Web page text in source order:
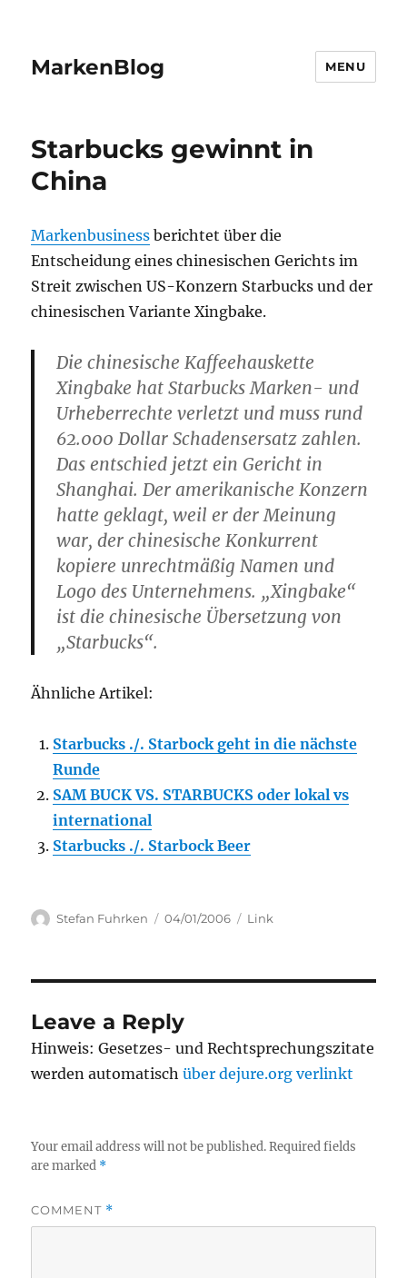
MarkenBlog MENU
Starbucks gewinnt in
China
Markenbusiness berichtet über die
Entscheidung eines chinesischen Gerichts im
Streit zwischen US-Konzern Starbucks und der
chinesischen Variante Xingbake.
Die chinesische Kaffeehauskette
Xingbake hat Starbucks Marken- und
Urheberrechte verletzt und muss rund
62.000 Dollar Schadensersatz zahlen.
Das entschied jetzt ein Gericht in
Shanghai. Der amerikanische Konzern
hatte geklagt, weil er der Meinung
war, der chinesische Konkurrent
kopiere unrechtmäßig Namen und
Logo des Unternehmens. „Xingbake“
ist die chinesische Übersetzung von
„Starbucks“.
Ähnliche Artikel:
Starbucks ./. Starbock geht in die nächste
Runde
SAM BUCK VS. STARBUCKS oder lokal vs
international
Starbucks ./. Starbock Beer
Author
Stefan Fuhrken
Posted
04/01/2006 Categories
Link
Leave a Reply
Hinweis: Gesetzes- und Rechtsprechungszitate
werden automatischüber dejure.org verlinkt
Your email address will not be published. Required fields
are marked *
COMMENT *